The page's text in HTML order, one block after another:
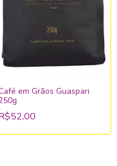
em Grãos Guaspari